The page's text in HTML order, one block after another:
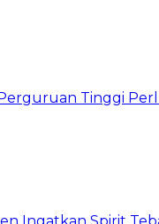
Tinggi